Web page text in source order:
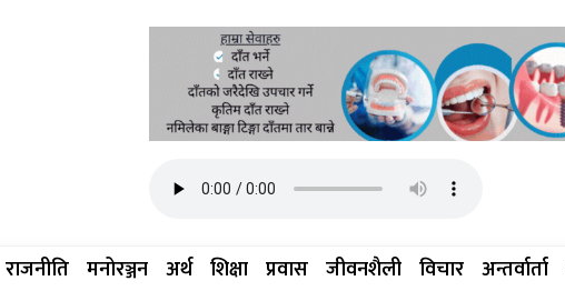
राजनीति मनोरञ्जन अर्थ शिक्षा प्रवास जीवनशैली विचार अन्तर्वार्ता